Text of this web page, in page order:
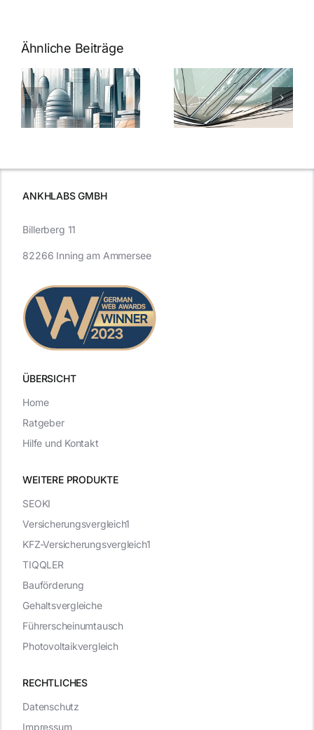
Ähnliche Beiträge
5 Gründe,
warum
Nanoversiegelung
auf Glas
7
Expertentipps
für maximale
ANKHLABS GMBH
ÜBERSICHT
WEITERE PRODUKTE
RECHTLICHES
Billerberg 11
82266 Inning am Ammersee
Datenschutz
Impressum
SEOKI
Versicherungsvergleich1
KFZ-Versicherungsvergleich1
TIQQLER
Bauförderung
Gehaltsvergleiche
Führerscheinumtausch
Photovoltaikvergleich
Home
Ratgeber
Hilfe und Kontakt